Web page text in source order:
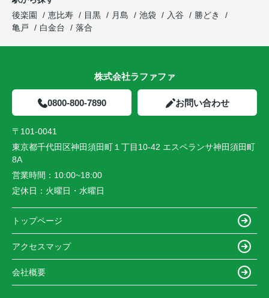
後楽園
恵比寿 目黒 月島 池袋 入谷
勝どき
亀戸
白金台 落合
株式会社ラファファ
0800-800-7890 お問い合わせ
〒101-0041
東京都千代田区神田須田町１丁目10-42 エスペランサ神田須田町
8A
営業時間： 10:00~18:00
定休日： 火曜日・水曜日
トップページ
アクセスマップ
会社概要